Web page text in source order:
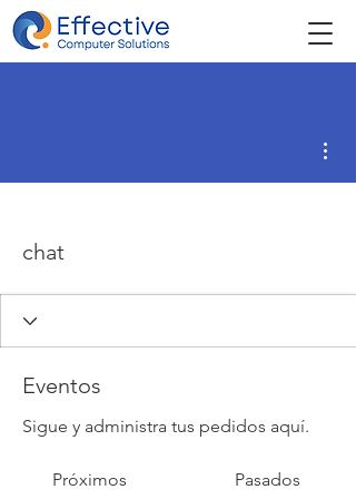
chat
Eventos
Sigue y administra tus pedidos aquí.
Próximos Pasados